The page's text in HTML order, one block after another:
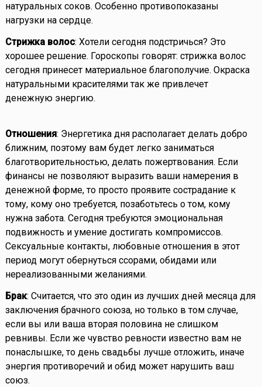
натуральных соков. Особенно противопоказаны
нагрузки на сердце.
Стрижка волос: Хотели сегодня подстричься? Это
хорошее решение. Гороскопы говорят: стрижка волос
сегодня принесет материальное благополучие. Окраска
натуральными красителями так же привлечет
денежную энергию.
Отношения: Энергетика дня располагает делать добро
ближним, поэтому вам будет легко заниматься
благотворительностью, делать пожертвования. Если
финансы не позволяют выразить ваши намерения в
денежной форме, то просто проявите сострадание к
тому, кому оно требуется, позаботьтесь о том, кому
нужна забота. Сегодня требуются эмоциональная
подвижность и умение достигать компромиссов.
Сексуальные контакты, любовные отношения в этот
период могут обернуться ссорами, обидами или
нереализованными желаниями.
Брак: Считается, что это один из лучших дней месяца для
заключения брачного союза, но только в том случае,
если вы или ваша вторая половина не слишком
ревнивы. Если же чувство ревности известно вам не
понаслышке, то день свадьбы лучше отложить, иначе
энергия противоречий и обид может нарушить ваш
союз.